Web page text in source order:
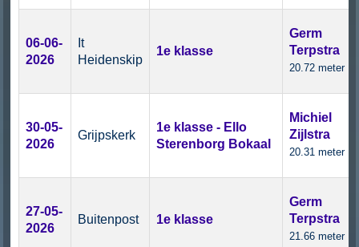
06-06-
2026
It
Heidenskip
1e klasse
Germ
Terpstra
20.72 meter
30-05-
2026
Grijpskerk
1e klasse - Ello
Sterenborg Bokaal
Michiel
Zijlstra
20.31 meter
27-05-
2026
Buitenpost 1e klasse
Germ
Terpstra
21.66 meter